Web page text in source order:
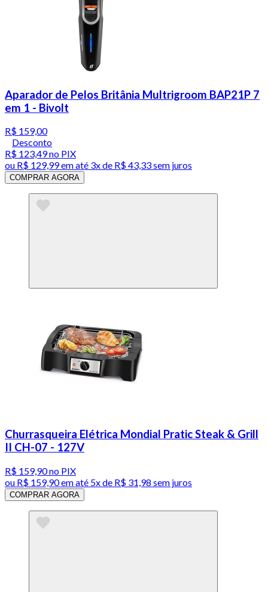
Aparador de Pelos Britânia Multrigroom BAP21P 7
em 1 - Bivolt
R$ 159,00
Desconto
R$ 123,49no PIX
ou R$ 129,99em até 3x de R$ 43,33 sem juros
COMPRAR AGORA
Churrasqueira Elétrica Mondial Pratic Steak & Grill
II CH-07 - 127V
R$ 159,90no PIX
ou R$ 159,90em até 5x de R$ 31,98 sem juros
COMPRAR AGORA